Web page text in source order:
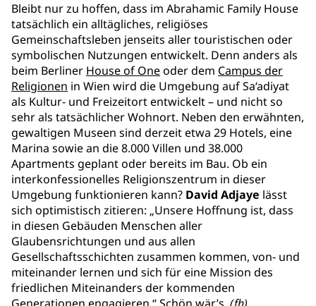
Bleibt nur zu hoffen, dass im Abrahamic Family House
tatsächlich ein alltägliches, religiöses
Gemeinschaftsleben jenseits aller touristischen oder
symbolischen Nutzungen entwickelt. Denn anders als
beim Berliner House of Oneoder dem Campus der
Religionen in Wien wird die Umgebung auf Sa‘adiyat
als Kultur- und Freizeitort entwickelt – und nicht so
sehr als tatsächlicher Wohnort. Neben den erwähnten,
gewaltigen Museen sind derzeit etwa 29 Hotels, eine
Marina sowie an die 8.000 Villen und 38.000
Apartments geplant oder bereits im Bau. Ob ein
interkonfessionelles Religionszentrum in dieser
Umgebung funktionieren kann? David Adjaye lässt
sich optimistisch zitieren: „Unsere Hoffnung ist, dass
in diesen Gebäuden Menschen aller
Glaubensrichtungen und aus allen
Gesellschaftsschichten zusammen kommen, von- und
miteinander lernen und sich für eine Mission des
friedlichen Miteinanders der kommenden